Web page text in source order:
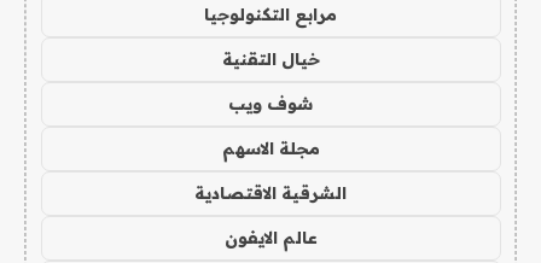
مرابع التكنولوجيا
خيال التقنية
شوف ويب
مجلة الاسهم
الشرقية الاقتصادية
عالم الايفون